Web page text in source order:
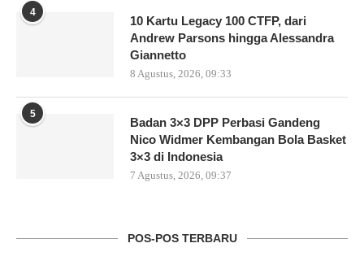
4
10 Kartu Legacy 100 CTFP, dari
Andrew Parsons hingga Alessandra
Giannetto
8 Agustus, 2026, 09:33
5
Badan 3×3 DPP Perbasi Gandeng
Nico Widmer Kembangan Bola Basket
3×3 di Indonesia
7 Agustus, 2026, 09:37
POS-POS TERBARU